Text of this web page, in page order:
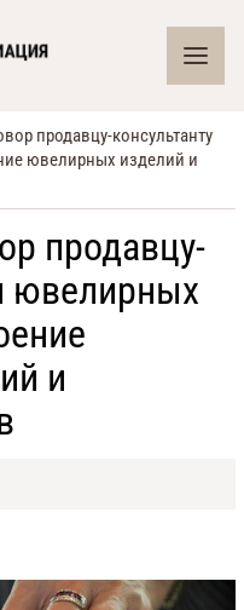
продавцу-консультанту
ювелирных изделий и
продавцу-
ювелирных
и